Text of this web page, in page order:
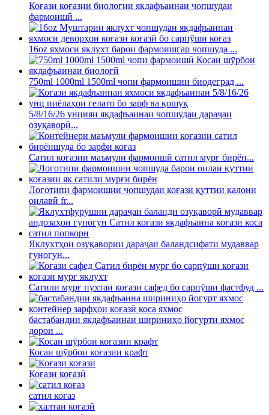
Коғази коғазии биологии якдафъаинаи чопшудаи
фармоишӣ ...
16oz яхмоси яклухт барои фармоишгар чопшуда ...
750ml 1000ml 1500ml чопи фармоишии биодеград ...
5/8/16/26 унцияи якдафъаинаи чопшудаи дараҷаи
озуқаворӣ...
Сатил коғазии маъмули фармоишӣ сатил мурғ бирён...
Логотипи фармоишии чопшудаи коғази қуттии калони
оилавӣ fr...
Яклухтҳои озуқавории дараҷаи баландсифати мудаввар
гуногун...
Сатили мурғ пухтаи коғази сафед бо сарпӯши фастфуд ...
бастабандии якдафъаинаи шириниҳо йогурти яхмос
дорои ...
Косаи шӯрбои коғазии крафт
Коғази коғазӣ
сатил коғаз